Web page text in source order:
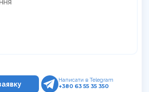
Написати в Telegram
+380 63 55 35 350